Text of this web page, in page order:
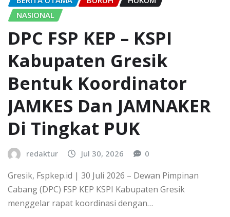
NASIONAL
DPC FSP KEP – KSPI
Kabupaten Gresik
Bentuk Koordinator
JAMKES Dan JAMNAKER
Di Tingkat PUK
redaktur Jul 30, 2026 0
Gresik, Fspkep.id | 30 Juli 2026 – Dewan Pimpinan
Cabang (DPC) FSP KEP KSPI Kabupaten Gresik
menggelar rapat koordinasi dengan…